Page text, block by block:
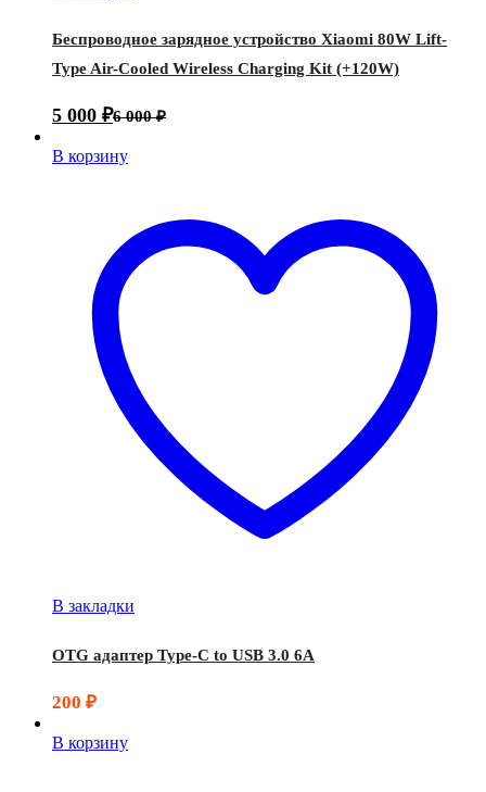
Беспроводное зарядное устройство Xiaomi 80W Lift-
Type Air-Cooled Wireless Charging Kit (+120W)
5 000 ₽6 000₽
В корзину
В закладки
OTG адаптер Type-C to USB 3.0 6A
200 ₽
В корзину